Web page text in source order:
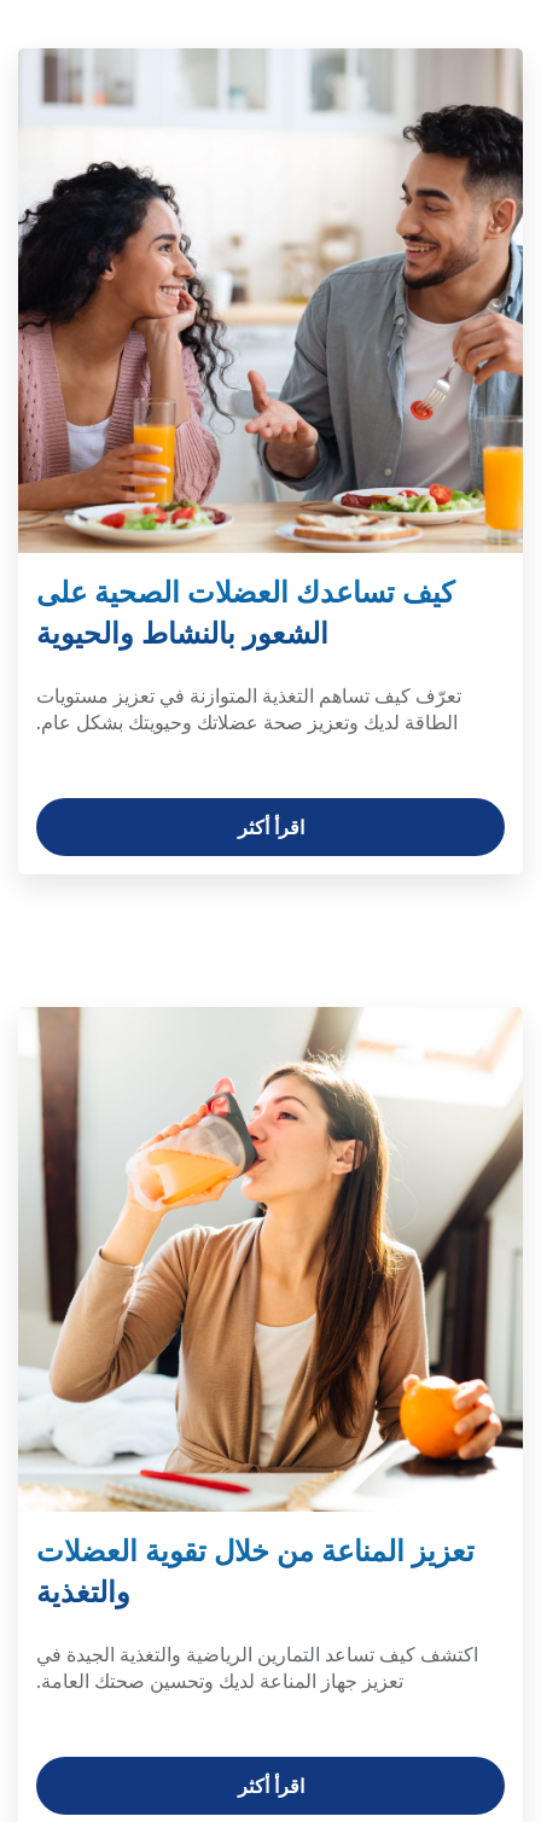
كيف تساعدك العضلات الصحية على
الشعور بالنشاط والحيوية
تعرّف كيف تساهم التغذية المتوازنة في تعزيز مستويات
الطاقة لديك وتعزيز صحة عضلاتك وحيويتك بشكل عام.
اقرأ أكثر
تعزيز المناعة من خلال تقوية العضلات
والتغذية
اكتشف كيف تساعد التمارين الرياضية والتغذية الجيدة في
تعزيز جهاز المناعة لديك وتحسين صحتك العامة.
اقرأ أكثر